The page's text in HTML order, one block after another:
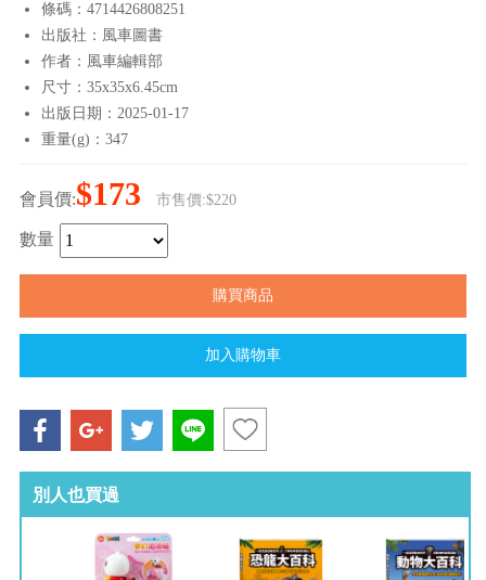
條碼：4714426808251
出版社：風車圖書
作者：風車編輯部
尺寸：35x35x6.45cm
出版日期：2025-01-17
重量(g)：347
會員價:$173 市售價:$220
數量
別人也買過